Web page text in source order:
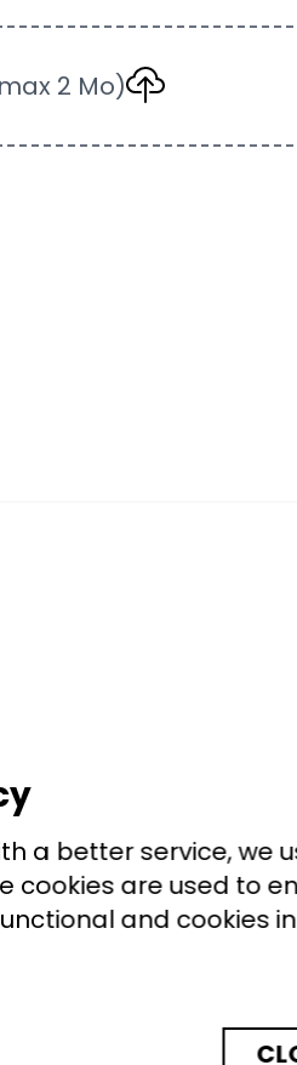
a better service, we
cookies are used to
and cookies
2 Mo)